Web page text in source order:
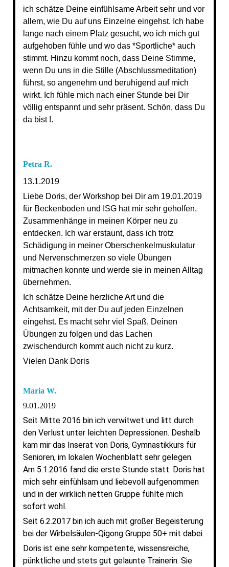
ich schätze Deine einfühlsame Arbeit sehr und vor
allem, wie Du auf uns Einzelne eingehst. Ich habe
lange nach einem Platz gesucht, wo ich mich gut
aufgehoben fühle und wo das *Sportliche* auch
stimmt. Hinzu kommt noch, dass Deine Stimme,
wenn Du uns in die Stille (Abschlussmeditation)
führst, so angenehm und beruhigend auf mich
wirkt. Ich fühle mich nach einer Stunde bei Dir
völlig entspannt und sehr präsent. Schön, dass Du
da bist !.
Petra R.
13.1.2019
Liebe Doris, der Workshop bei Dir am 19.01.2019
für Beckenboden und ISG hat mir sehr geholfen,
Zusammenhänge in meinen Körper neu zu
entdecken. Ich war erstaunt, dass ich trotz
Schädigung in meiner Oberschenkelmuskulatur
und Nervenschmerzen so viele Übungen
mitmachen konnte und werde sie in meinen Alltag
übernehmen.
Ich schätze Deine herzliche Art und die
Achtsamkeit, mit der Du auf jeden Einzelnen
eingehst. Es macht sehr viel Spaß, Deinen
Übungen zu folgen und das Lachen
zwischendurch kommt auch nicht zu kurz.
Vielen Dank Doris
Maria W.
9.01.2019
Seit Mitte 2016 bin ich verwitwet und litt durch
den Verlust unter leichten Depressionen. Deshalb
kam mir das Inserat von Doris, Gymnastikkurs für
Senioren, im lokalen Wochenblatt sehr gelegen.
Am 5.1.2016 fand die erste Stunde statt. Doris hat
mich sehr einfühlsam und liebevoll aufgenommen
und in der wirklich netten Gruppe fühlte mich
sofort wohl.
Seit 6.2.2017 bin ich auch mit großer Begeisterung
bei der Wirbelsäulen-Qigong Gruppe 50+ mit dabei.
Doris ist eine sehr kompetente, wissensreiche,
pünktliche und stets gut gelaunte Trainerin. Sie